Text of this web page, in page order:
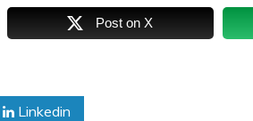
Post on X
Linkedin